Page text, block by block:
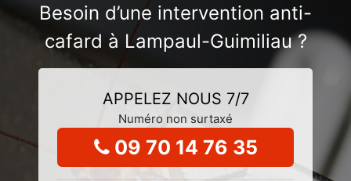
Besoin d’une intervention anti-
cafard à Lampaul-Guimiliau ?
APPELEZ NOUS 7/7
Numéro non surtaxé
09 70 14 76 35